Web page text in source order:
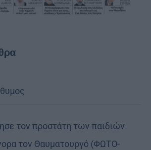
τον προστάτη των παιδιών
τον Θαυματουργό (ΦΩΤΟ-